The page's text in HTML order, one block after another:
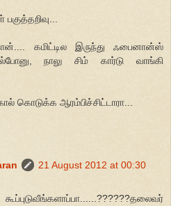
கமிட்டில இருந்து ஃபைனான்ஸ்
நாலு சிம் கார்டு வாங்கி
கொடுக்க ஆரம்பிச்சிட்டாரா...
21 August 2012 at 00:30